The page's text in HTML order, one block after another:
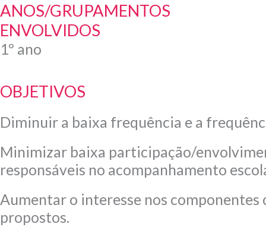
ANOS/GRUPAMENTOS
ENVOLVIDOS
1º ano
OBJETIVOS
Diminuir a baixa frequência e a
Minimizar baixa participação/
responsáveis no acompanhamento
Aumentar o interesse nos componentes
propostos.